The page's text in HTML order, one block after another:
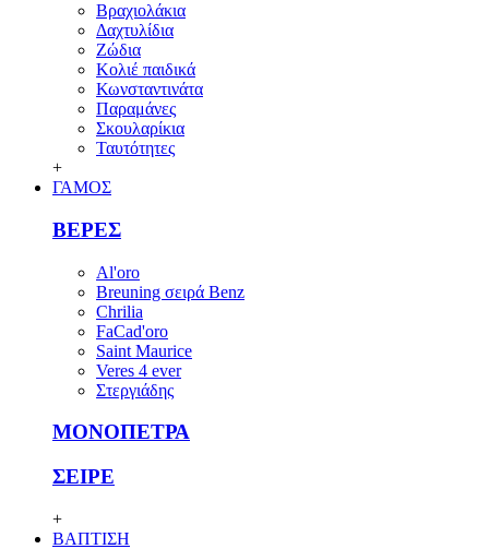
Βραχιολάκια
Δαχτυλίδια
Ζώδια
Κολιέ παιδικά
Κωνσταντινάτα
Παραμάνες
Σκουλαρίκια
Ταυτότητες
+
ΓΑΜΟΣ
ΒΕΡΕΣ
Al'oro
Breuning σειρά Benz
Chrilia
FaCad'oro
Saint Maurice
Veres 4 ever
Στεργιάδης
ΜΟΝΟΠΕΤΡΑ
ΣΕΙΡΕ
+
ΒΑΠΤΙΣΗ